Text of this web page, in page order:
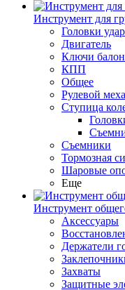
Инструмент для
Головки
Двигатель
Ключи
КПП
Общее
Рулевой
Ступица
Съемники
Тормозная
Шаровые
Еще
Инструмент
Аксессуары
Держатели
Захваты
Защитные